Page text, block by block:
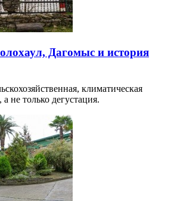
Дагомыс и история
климатическая
не только дегустация.